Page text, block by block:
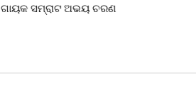
ଗାୟକ ସମ୍ରାଟ ଅଭୟ ଚରଣ